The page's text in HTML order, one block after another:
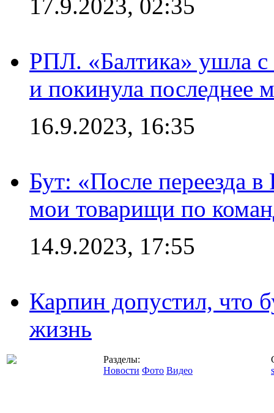
17.9.2023, 02:35
РПЛ. «Балтика» ушла с
и покинула последнее
16.9.2023, 16:35
Бут: «После переезда
мои товарищи по
14.9.2023, 17:55
Карпин допустил, что
жизнь
Разделы:
Новости Фото Видео